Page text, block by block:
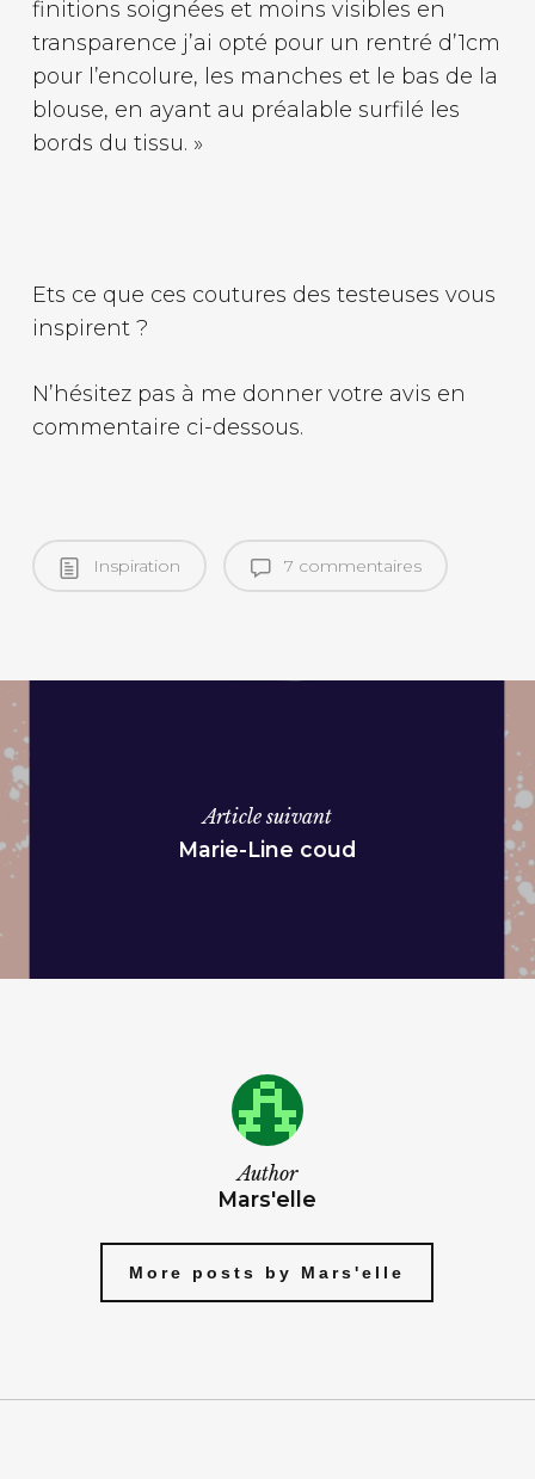
finitions soignées et moins visibles en
transparence j’ai opté pour un rentré d’1cm
pour l’encolure, les manches et le bas de la
blouse, en ayant au préalable surfilé les
bords du tissu. »
Ets ce que ces coutures des testeuses vous
inspirent ?
N’hésitez pas à me donner votre avis en
commentaire ci-dessous.
Inspiration 7 commentaires
Article suivant
Marie-Line coud
Author
Mars'elle
More posts by Mars'elle